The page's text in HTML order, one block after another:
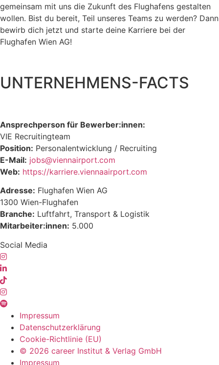
gemeinsam mit uns die Zukunft des Flughafens gestalten
wollen. Bist du bereit, Teil unseres Teams zu werden? Dann
bewirb dich jetzt und starte deine Karriere bei der
Flughafen Wien AG!
UNTERNEHMENS-FACTS
Ansprechperson für Bewerber:innen:
VIE Recruitingteam
Position: Personalentwicklung / Recruiting
E-Mail: jobs@viennairport.com
Web: https://karriere.viennaairport.com
Adresse: Flughafen Wien AG
1300 Wien-Flughafen
Branche: Luftfahrt, Transport & Logistik
Mitarbeiter:innen: 5.000
Social Media
Impressum
Datenschutzerklärung
Cookie-Richtlinie (EU)
© 2026 career Institut & Verlag GmbH
Impressum